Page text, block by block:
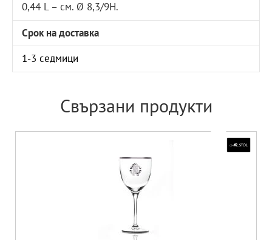
0,44 L – см. Ø 8,3/9H.
Срок на доставка
1-3 седмици
Свързани продукти